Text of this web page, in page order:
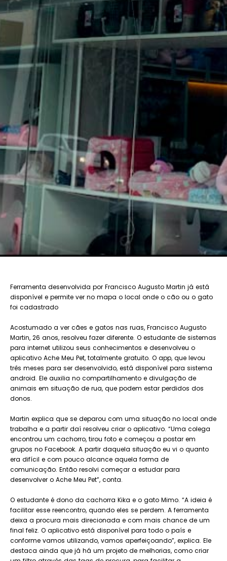
Ferramenta desenvolvida por Francisco Augusto Martin já está
disponível e permite ver no mapa o local onde o cão ou o gato
foi cadastrado
Acostumado a ver cães e gatos nas ruas, Francisco Augusto
Martin, 26 anos, resolveu fazer diferente. O estudante de sistemas
para internet utilizou seus conhecimentos e desenvolveu o
aplicativo Ache Meu Pet, totalmente gratuito. O app, que levou
três meses para ser desenvolvido, está disponível para sistema
android. Ele auxilia no compartilhamento e divulgação de
animais em situação de rua, que podem estar perdidos dos
donos.
Martin explica que se deparou com uma situação no local onde
trabalha e a partir daí resolveu criar o aplicativo. “Uma colega
encontrou um cachorro, tirou foto e começou a postar em
grupos no Facebook. A partir daquela situação eu vi o quanto
era difícil e com pouco alcance aquela forma de
comunicação. Então resolvi começar a estudar para
desenvolver o Ache Meu Pet”, conta.
O estudante é dono da cachorra Kika e o gato Mimo. “A ideia é
facilitar esse reencontro, quando eles se perdem. A ferramenta
deixa a procura mais direcionada e com mais chance de um
final feliz. O aplicativo está disponível para todo o país e
conforme vamos utilizando, vamos aperfeiçoando”, explica. Ele
destaca ainda que já há um projeto de melhorias, como criar